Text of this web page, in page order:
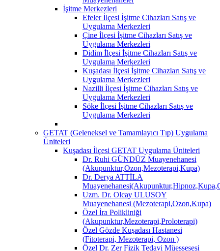
İşitme Merkezleri
Efeler İlçesi İşitme Cihazları Satış ve
Uygulama Merkezleri
Çine İlçesi İşitme Cihazları Satış ve
Uygulama Merkezleri
Didim İlçesi İşitme Cihazları Satış ve
Uygulama Merkezleri
Kuşadası İlçesi İşitme Cihazları Satış ve
Uygulama Merkezleri
Nazilli İlçesi İşitme Cihazları Satış ve
Uygulama Merkezleri
Söke İlçesi İşitme Cihazları Satış ve
Uygulama Merkezleri
GETAT (Geleneksel ve Tamamlayıcı Tıp) Uygulama
Üniteleri
Kuşadası İlçesi GETAT Uygulama Üniteleri
Dr. Ruhi GÜNDÜZ Muayenehanesi
(Akupunktur,Ozon,Mezoterapi,Kupa)
Dr. Derya ATTİLA
Uzm. Dr. Olcay ULUSOY
Muayenehanesi (Mezoterapi,Ozon,Kupa)
Özel İra Polikliniği
(Akupunktur,Mezoterapi,Proloterapi)
Özel Gözde Kuşadası Hastanesi
(Fitoterapi, Mezoterapi, Ozon )
Özel Dr. Zer Fizik Tedavi Müessesesi